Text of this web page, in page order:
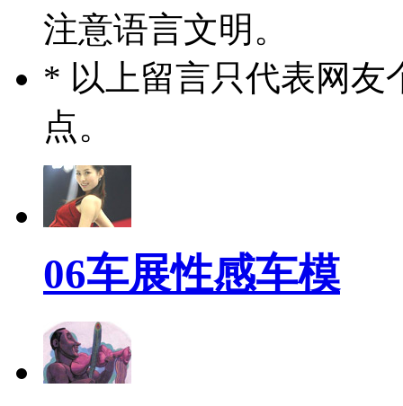
注意语言文明。
* 以上留言只代表网友
点。
06车展性感车模